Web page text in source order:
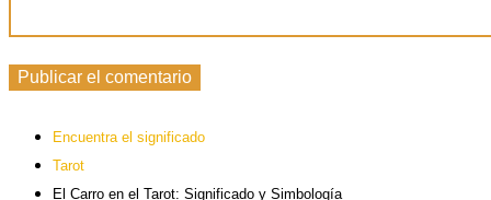
Encuentra el significado
Tarot
El Carro en el Tarot: Significado y Simbología